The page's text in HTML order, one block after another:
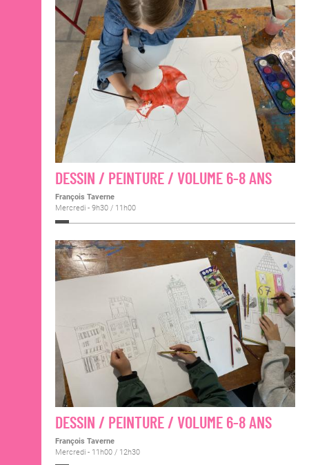
DESSIN / PEINTURE / VOLUME 6-8 ANS
François Taverne
Mercredi - 9h30 / 11h00
DESSIN / PEINTURE / VOLUME 6-8 ANS
François Taverne
Mercredi - 11h00 / 12h30